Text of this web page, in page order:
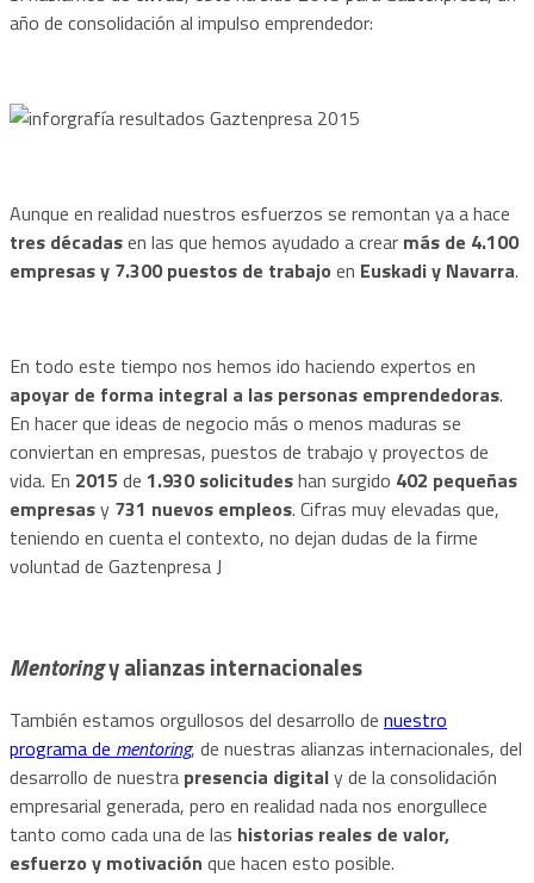
año de consolidación al impulso emprendedor:
Aunque en realidad nuestros esfuerzos se remontan ya a hace
tres décadasen las que hemos ayudado a crear más de 4.100
empresas y 7.300 puestos de trabajo en Euskadi y Navarra.
En todo este tiempo nos hemos ido haciendo expertos en
apoyar de forma integral a las personas emprendedoras.
En hacer que ideas de negocio más o menos maduras se
conviertan en empresas, puestos de trabajo y proyectos de
vida. En 2015 de 1.930 solicitudeshan surgido 402 pequeñas
empresasy 731 nuevos empleos. Cifras muy elevadas que,
teniendo en cuenta el contexto, no dejan dudas de la firme
voluntad de Gaztenpresa J
Mentoringy alianzas internacionales
También estamos orgullosos del desarrollo de nuestro
programa de mentoring, de nuestras alianzas internacionales, del
desarrollo de nuestra presencia digitaly de la consolidación
empresarial generada, pero en realidad nada nos enorgullece
tanto como cada una de las historias reales de valor,
esfuerzo y motivación que hacen esto posible.